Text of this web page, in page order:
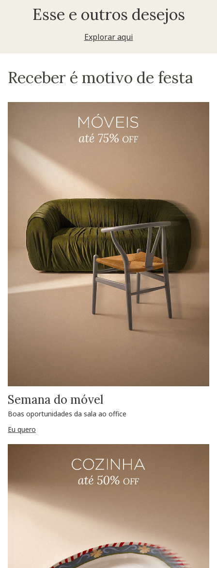
Esse e outros desejos
Explorar aqui
Receber é motivo de festa
Semana do móvel
Boas oportunidades da sala ao office
Eu quero